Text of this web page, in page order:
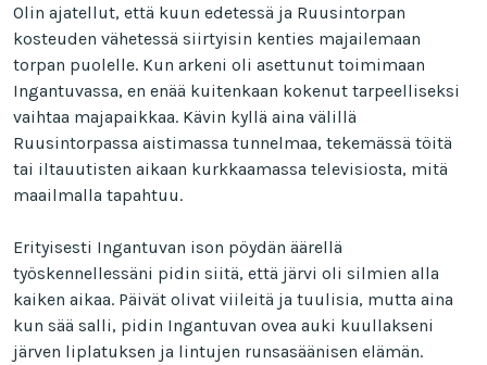
Olin ajatellut, että kuun edetessä ja Ruusintorpan
kosteuden vähetessä siirtyisin kenties majailemaan
torpan puolelle. Kun arkeni oli asettunut toimimaan
Ingantuvassa, en enää kuitenkaan kokenut tarpeelliseksi
vaihtaa majapaikkaa. Kävin kyllä aina välillä
Ruusintorpassa aistimassa tunnelmaa, tekemässä töitä
tai iltauutisten aikaan kurkkaamassa televisiosta, mitä
maailmalla tapahtuu.
Erityisesti Ingantuvan ison pöydän äärellä
työskennellessäni pidin siitä, että järvi oli silmien alla
kaiken aikaa. Päivät olivat viileitä ja tuulisia, mutta aina
kun sää salli, pidin Ingantuvan ovea auki kuullakseni
järven liplatuksen ja lintujen runsasäänisen elämän.